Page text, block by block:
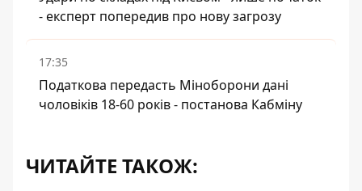
- експерт попередив про нову загрозу
17:35
Податкова передасть Міноборони дані
чоловіків 18-60 років - постанова Кабміну
ЧИТАЙТЕ ТАКОЖ: